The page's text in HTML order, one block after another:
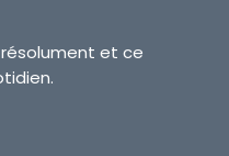
résolument et ce